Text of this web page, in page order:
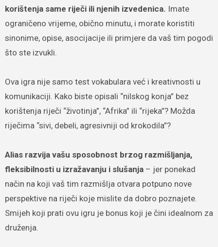
korištenja same riječi ili njenih izvedenica. Imate
ograničeno vrijeme, obično minutu, i morate koristiti
sinonime, opise, asocijacije ili primjere da vaš tim pogodi
što ste izvukli.
Ova igra nije samo test vokabulara već i kreativnosti u
komunikaciji. Kako biste opisali “nilskog konja” bez
korištenja riječi “životinja”, “Afrika” ili “rijeka”? Možda
riječima “sivi, debeli, agresivniji od krokodila”?
Alias razvija vašu sposobnost brzog razmišljanja,
fleksibilnosti u izražavanju i slušanja– jer ponekad
način na koji vaš tim razmišlja otvara potpuno nove
perspektive na riječi koje mislite da dobro poznajete.
Smijeh koji prati ovu igru je bonus koji je čini idealnom za
druženja.